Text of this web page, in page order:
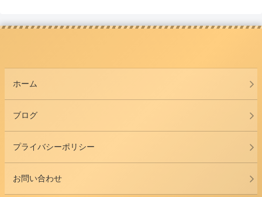
ホーム
ブログ
プライバシーポリシー
お問い合わせ